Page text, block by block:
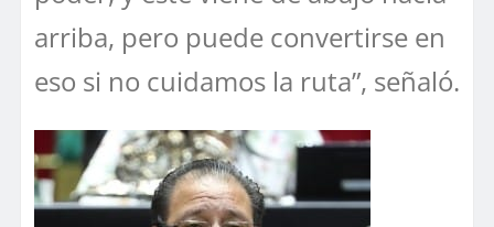
arriba, pero puede convertirse en
eso si no cuidamos la ruta”, señaló.